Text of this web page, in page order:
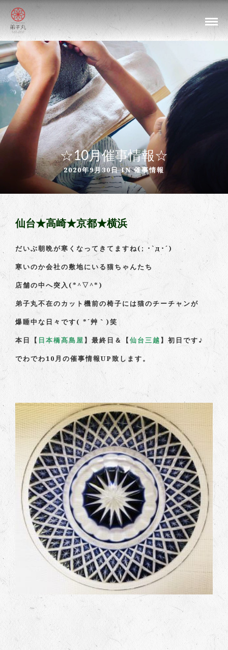
☆10月催事情報☆
2020年9月30日 IN催事情報
仙台★高崎★京都★横浜
だいぶ朝晩が寒くなってきてますね(; ･`д･´)
寒いのか会社の敷地にいる猫ちゃんたち
店舗の中へ突入(*^▽^*)
弟子丸不在のカット機前の椅子には猫のチーチャンが
爆睡中な日々です( *´艸｀)笑
本日【 日本橋髙島屋】最終日＆【仙台三越】初日です♪
でわでわ10月の催事情報UP致します。